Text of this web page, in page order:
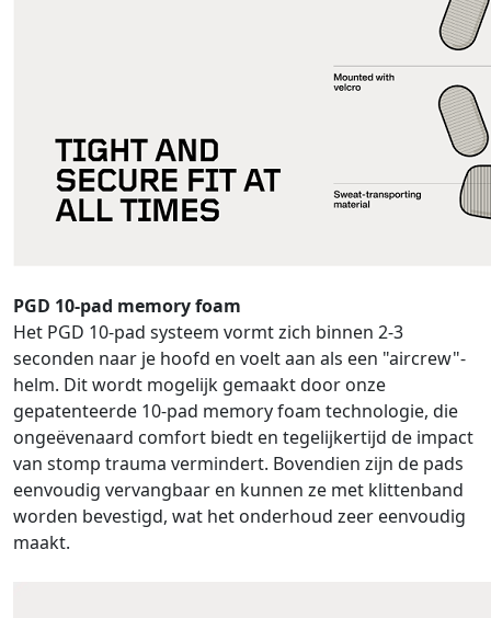
PGD 10-pad memory foam
Het PGD 10-pad systeem vormt zich binnen 2-3
seconden naar je hoofd en voelt aan als een "aircrew"-
helm. Dit wordt mogelijk gemaakt door onze
gepatenteerde 10-pad memory foam technologie, die
ongeëvenaard comfort biedt en tegelijkertijd de impact
van stomp trauma vermindert. Bovendien zijn de pads
eenvoudig vervangbaar en kunnen ze met klittenband
worden bevestigd, wat het onderhoud zeer eenvoudig
maakt.